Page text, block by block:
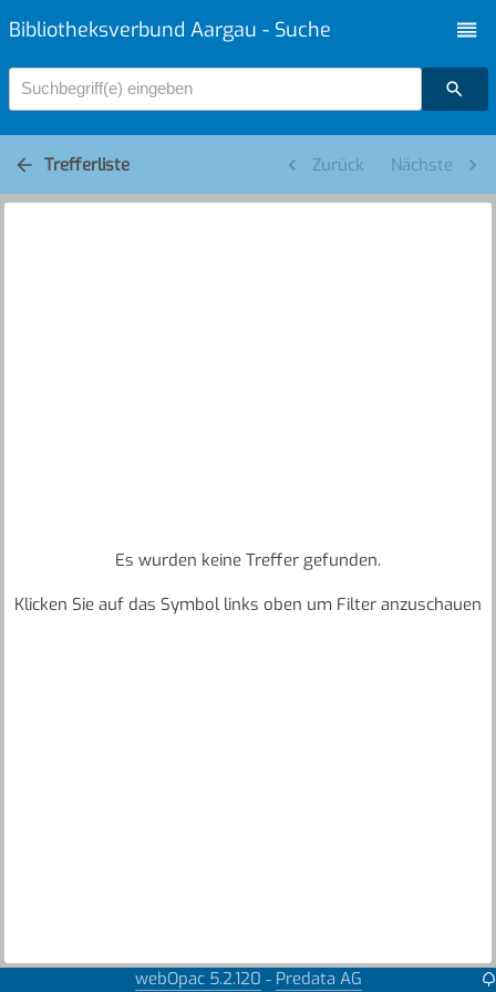
Bibliotheksverbund Aargau - Suche
Suchbegriff(e) eingeben
Trefferliste Zurück Nächste
Es wurden keine Treffer gefunden.
Klicken Sie auf das Symbol links oben um Filter anzuschauen
webOpac 5.2.120 - Predata AG